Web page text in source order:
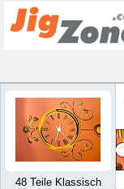
48 Teile Klassisch